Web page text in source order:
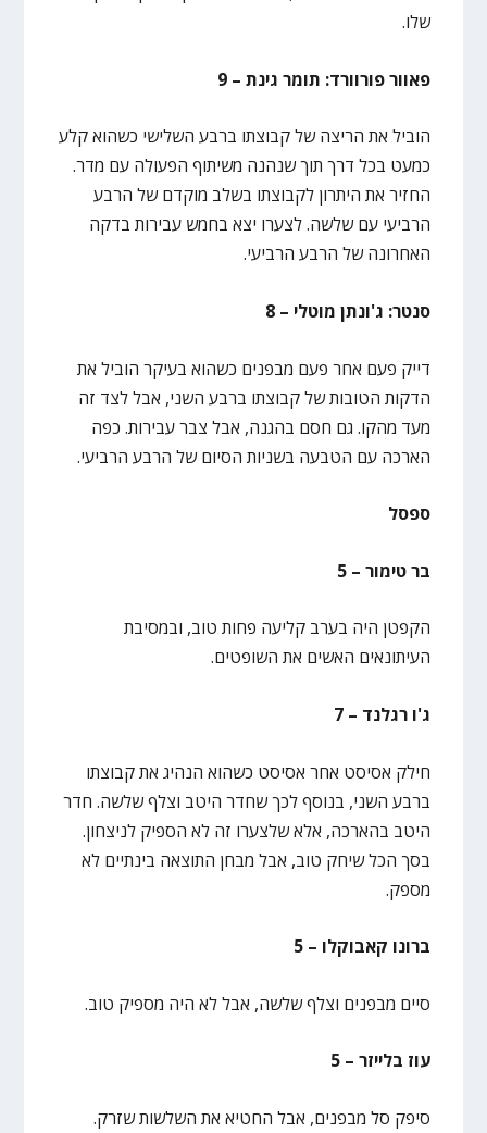
שלו.
פאוור פורוורד: תומר גינת – 9
הוביל את הריצה של קבוצתו ברבע השלישי כשהוא קלע
כמעט בכל דרך תוך שנהנה משיתוף הפעולה עם מדר.
החזיר את היתרון לקבוצתו בשלב מוקדם של הרבע
הרביעי עם שלשה. לצערו יצא בחמש עבירות בדקה
האחרונה של הרבע הרביעי.
סנטר: ג'ונתן מוטלי – 8
דייק פעם אחר פעם מבפנים כשהוא בעיקר הוביל את
הדקות הטובות של קבוצתו ברבע השני, אבל לצד זה
מעד מהקו. גם חסם בהגנה, אבל צבר עבירות. כפה
הארכה עם הטבעה בשניות הסיום של הרבע הרביעי.
ספסל
בר טימור – 5
הקפטן היה בערב קליעה פחות טוב, ובמסיבת
העיתונאים האשים את השופטים.
ג'ו רגלנד – 7
חילק אסיסט אחר אסיסט כשהוא הנהיג את קבוצתו
ברבע השני, בנוסף לכך שחדר היטב וצלף שלשה. חדר
היטב בהארכה, אלא שלצערו זה לא הספיק לניצחון.
בסך הכל שיחק טוב, אבל מבחן התוצאה בינתיים לא
מספק.
ברונו קאבוקלו – 5
סיים מבפנים וצלף שלשה, אבל לא היה מספיק טוב.
עוז בלייזר – 5
סיפק סל מבפנים, אבל החטיא את השלשות שזרק.